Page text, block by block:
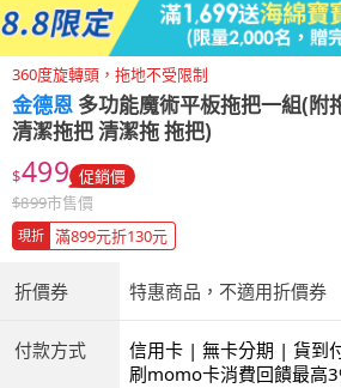
360度旋轉頭，拖地不受限制
金德恩 多功能魔術平板拖把一組(附
清潔拖把 清潔拖 拖把)
$499 促銷價
$899市售價
現折 滿899元折130元
折價券 特惠商品，不適用折價券
付款方式
信用卡 | 無卡分期 | 貨到
商付款 | ATM | 銀聯卡
刷momo卡消費回饋最高